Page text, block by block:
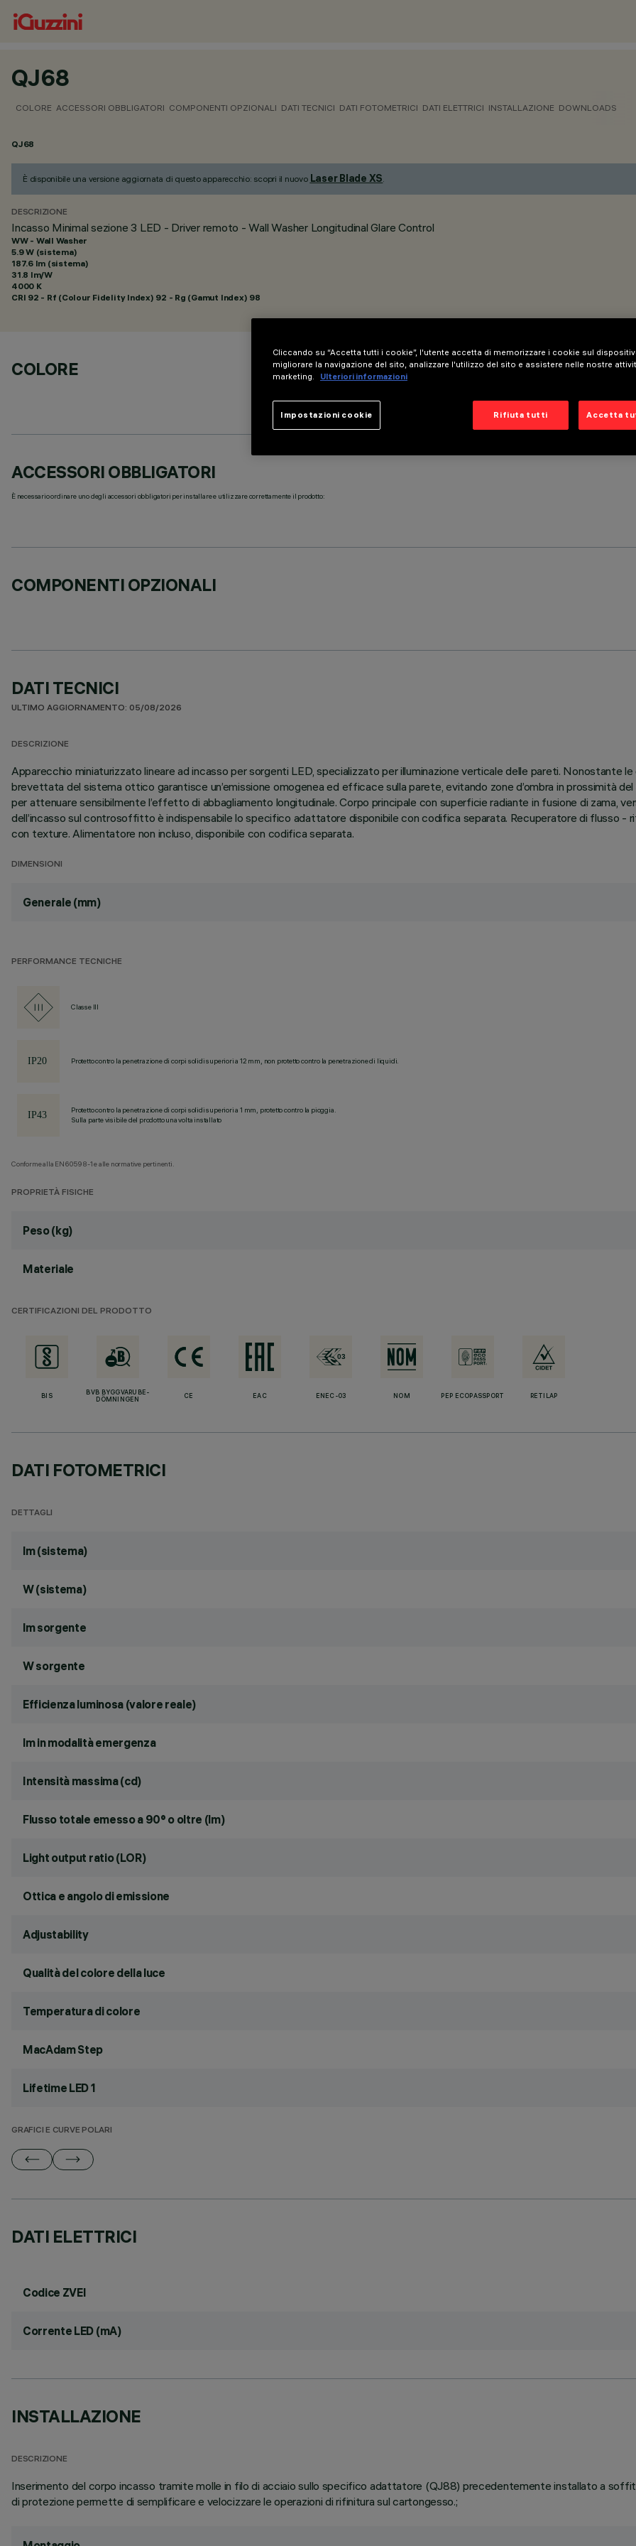
QJ68
COLORE ACCESSORI OBBLIGATORI COMPONENTI OPZIONALI DATI TECNICI DATI FOTOMETRICI DATI ELETTRICI INSTALLAZIONE DOWNLOADS
QJ68
È disponibile una versione aggiornata di questo apparecchio: scopri il nuovo Laser Blade XS.
DESCRIZIONE
Incasso Minimal sezione 3 LED - Driver remoto - Wall Washer Longitudinal Glare Control
WW - Wall Washer
5.9 W (sistema)
187.6 lm (sistema)
31.8 lm/W
4000 K
CRI 92 - Rf (Colour Fidelity Index) 92 - Rg (Gamut Index) 98
COLORE
ACCESSORI OBBLIGATORI
È necessario ordinare uno degli accessori obbligatori per installare e utilizzare correttamente il prodotto:
COMPONENTI OPZIONALI
DATI TECNICI
ULTIMO AGGIORNAMENTO: 05/08/2026
DESCRIZIONE
Apparecchio miniaturizzato lineare ad incasso per sorgenti LED, specializzato per illuminazione verticale delle pareti.
brevettata del sistema ottico garantisce un’emissione omogenea ed efficace sulla parete, evitando zone d’ombra in prossimità
per attenuare sensibilmente l’effetto di abbagliamento longitudinale. Corpo principale con superficie radiante in fusione di zama,
dell’incasso sul controsoffitto è indispensabile lo specifico adattatore disponibile con codifica separata. Recuperatore di flusso -
con texture. Alimentatore non incluso, disponibile con codifica separata.
DIMENSIONI
Generale (mm)
PERFORMANCE TECNICHE
Classe III
Protetto contro la penetrazione di corpi solidi superiori a 12 mm, non protetto contro la penetrazione di liquidi.
Protetto contro la penetrazione di corpi solidi superiori a 1 mm, protetto contro la pioggia.
Sulla parte visibile del prodotto una volta installato
Conforme alla EN60598-1 e alle normative pertinenti.
PROPRIETÀ FISICHE
Peso (kg)
Materiale
CERTIFICAZIONI DEL PRODOTTO
BIS
BVB BYGGVARUBE-
DÖMNINGEN
CE EAC ENEC-03 NOM PEP ECOPASSPORT RETILAP
DATI FOTOMETRICI
DETTAGLI
lm (sistema)
W (sistema)
lm sorgente
W sorgente
Efficienza luminosa (valore reale)
lm in modalità emergenza
Intensità massima (cd)
Flusso totale emesso a 90° o oltre (lm)
Light output ratio (LOR)
Ottica e angolo di emissione
Adjustability
Qualità del colore della luce
Temperatura di colore
MacAdam Step
Lifetime LED 1
GRAFICI E CURVE POLARI
DATI ELETTRICI
Codice ZVEI
Corrente LED (mA)
INSTALLAZIONE
DESCRIZIONE
Inserimento del corpo incasso tramite molle in filo di acciaio sullo specifico adattatore (QJ88) precedentemente installato a
di protezione permette di semplificare e velocizzare le operazioni di rifinitura sul cartongesso.;
Cliccando su “Accetta tutti i cookie”, l'utente accetta di memorizzare i cookie sul
migliorare la navigazione del sito, analizzare l'utilizzo del sito e assistere nelle nostre
marketing.
Ulteriori informazioni
Rifiuta tutti Accetta
Impostazioni cookie